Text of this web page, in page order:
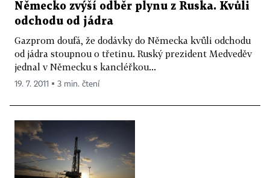
Německo zvýší odběr plynu z Ruska. Kvůli
odchodu od jádra
Gazprom doufá, že dodávky do Německa kvůli odchodu
od jádra stoupnou o třetinu. Ruský prezident Medveděv
jednal v Německu s kancléřkou...
19. 7. 2011 ▪ 3 min. čtení